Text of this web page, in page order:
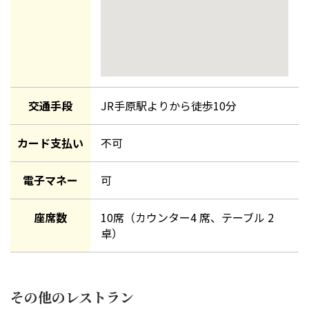
交通手段 JR手原駅よりから徒歩10分
カード支払い 不可
電子マネー 可
座席数
10席（カウンター4 席、テーブル 2
卓）
その他のレストラン